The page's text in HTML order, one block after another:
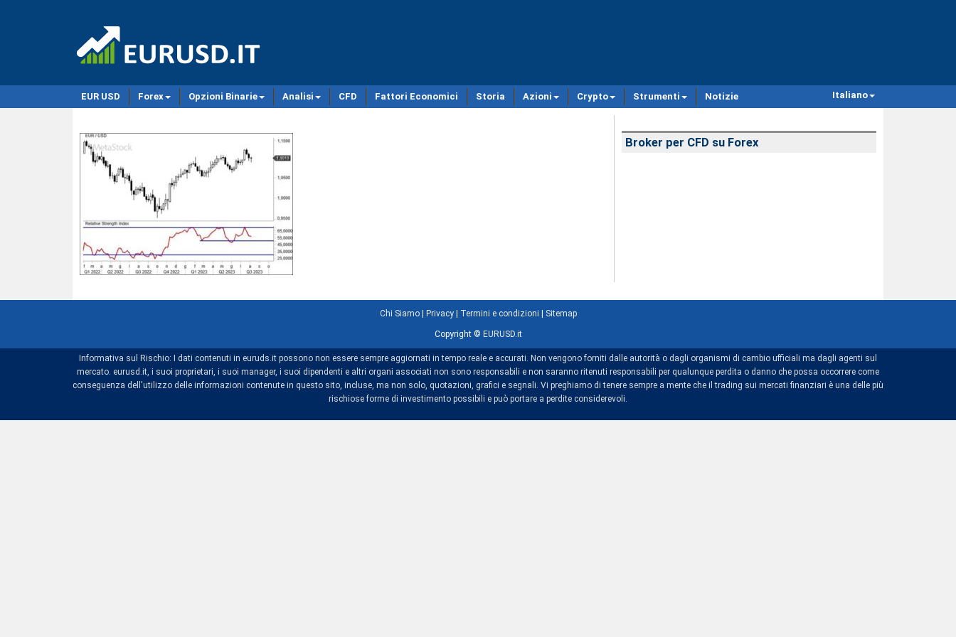
EUR USD Forex Opzioni Binarie Analisi CFD Fattori Economici Storia Azioni Crypto Strumenti Notizie Italiano
Broker per CFD su Forex
Chi Siamo| Privacy| Termini e condizioni Sitemap
Copyright © EURUSD.it
Informativa sul Rischio: I dati contenuti in euruds.it possono non essere sempre aggiornati in tempo reale e accurati. Non vengono forniti dalle autorità o dagli organismi di cambio ufficiali ma dagli agenti sul
mercato. eurusd.it, i suoi proprietari, i suoi manager, i suoi dipendenti e altri organi associati non sono responsabili e non saranno ritenuti responsabili per qualunque perdita o danno che possa occorrere come
conseguenza dell'utilizzo delle informazioni contenute in questo sito, incluse, ma non solo, quotazioni, grafici e segnali. Vi preghiamo di tenere sempre a mente che il trading sui mercati finanziari è una delle più
rischiose forme di investimento possibili e può portare a perdite considerevoli.